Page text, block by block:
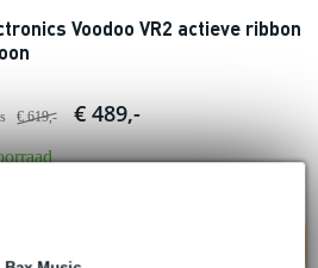
Voodoo VR2 actieve ribbon
€ 619,- € 489,-